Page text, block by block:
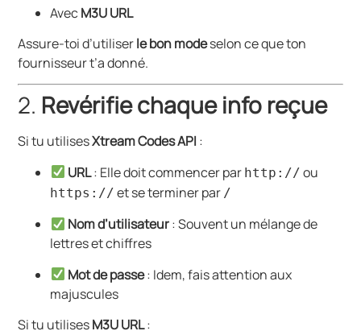
AvecM3U URL
Assure-toi d’utiliserle bon modeselon ce que ton
fournisseur t’a donné.
2. Revérifie chaque info reçue
Si tu utilisesXtream Codes API :
URL: Elle doit commencer par http:// ou
https:// et se terminer par /
Nom d’utilisateur: Souvent un mélange de
lettres et chiffres
Mot de passe: Idem, fais attention aux
majuscules
Si tu utilisesM3U URL: